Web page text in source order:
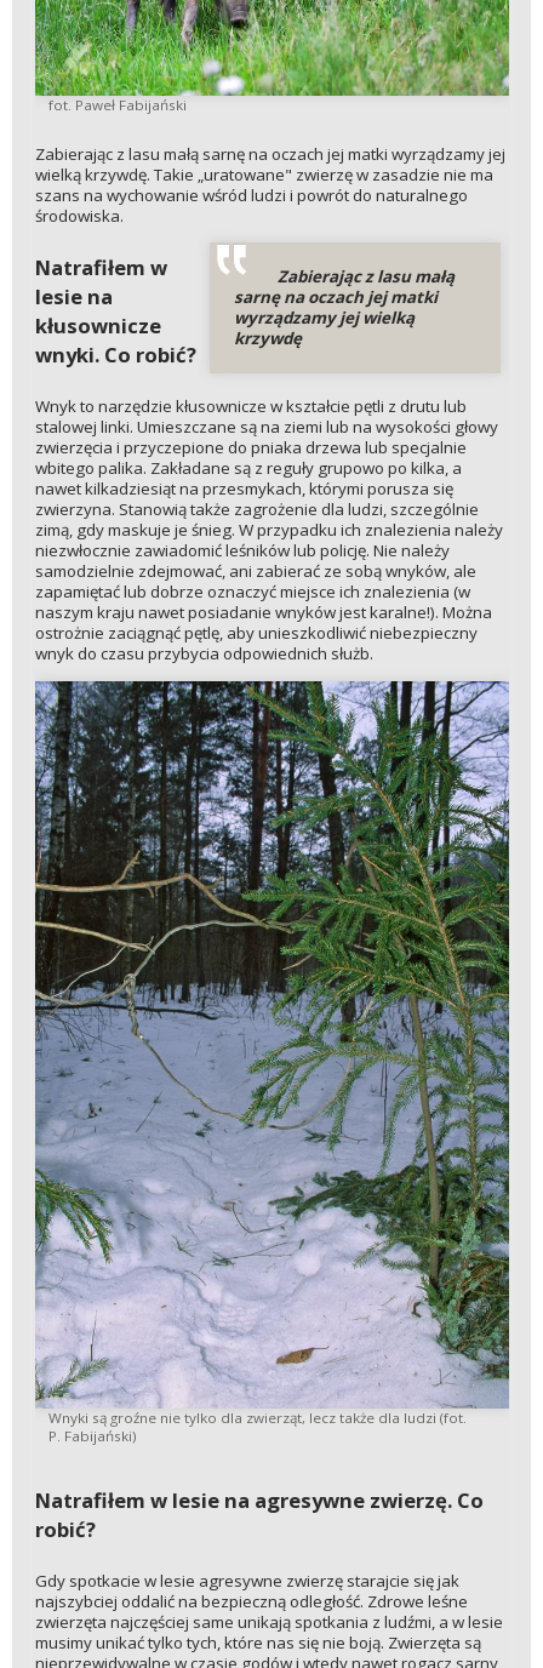
fot. Paweł Fabijański
Zabierając z lasu małą sarnę na oczach jej matki wyrządzamy jej
wielką krzywdę. Takie „uratowane" zwierzę w zasadzie nie ma
szans na wychowanie wśród ludzi i powrót do naturalnego
środowiska.
Zabierając z lasu małą
sarnę na oczach jej matki
wyrządzamy jej wielką
krzywdę
Natrafiłem w
lesie na
kłusownicze
wnyki. Co robić?
Wnyk to narzędzie kłusownicze w kształcie pętli z drutu lub
stalowej linki. Umieszczane są na ziemi lub na wysokości głowy
zwierzęcia i przyczepione do pniaka drzewa lub specjalnie
wbitego palika. Zakładane są z reguły grupowo po kilka, a
nawet kilkadziesiąt na przesmykach, którymi porusza się
zwierzyna. Stanowią także zagrożenie dla ludzi, szczególnie
zimą, gdy maskuje je śnieg. W przypadku ich znalezienia należy
niezwłocznie zawiadomić leśników lub policję. Nie należy
samodzielnie zdejmować, ani zabierać ze sobą wnyków, ale
zapamiętać lub dobrze oznaczyć miejsce ich znalezienia (w
naszym kraju nawet posiadanie wnyków jest karalne!). Można
ostrożnie zaciągnąć pętlę, aby unieszkodliwić niebezpieczny
wnyk do czasu przybycia odpowiednich służb.
Wnyki są groźne nie tylko dla zwierząt, lecz także dla ludzi (fot.
P. Fabijański)
Natrafiłem w lesie na agresywne zwierzę. Co
robić?
Gdy spotkacie w lesie agresywne zwierzę starajcie się jak
najszybciej oddalić na bezpieczną odległość. Zdrowe leśne
zwierzęta najczęściej same unikają spotkania z ludźmi, a w lesie
musimy unikać tylko tych, które nas się nie boją. Zwierzęta są
nieprzewidywalne w czasie godów i wtedy nawet rogacz sarny